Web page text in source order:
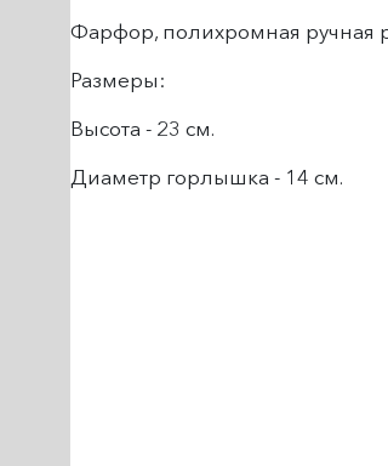
Фарфор, полихромная ручная
Размеры:
Высота - 23 см.
Диаметр горлышка - 14 см.